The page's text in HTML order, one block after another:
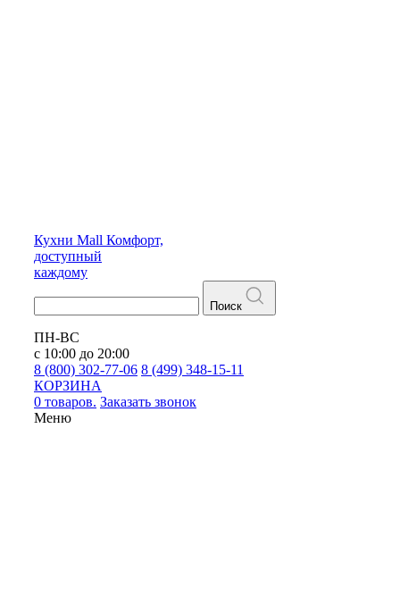
Кухни Mall Комфорт,
доступный
каждому
Поиск
ПН-ВС
с 10:00 до 20:00
8 (800) 302-77-06 8 (499) 348-15-11
КОРЗИНА
0 товаров. Заказать звонок
Меню